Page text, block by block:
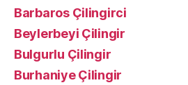
Barbaros Çilingirci
Beylerbeyi Çilingir
Bulgurlu Çilingir
Burhaniye Çilingir